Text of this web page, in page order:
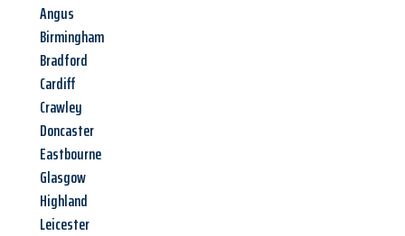
Angus
Birmingham
Bradford
Cardiff
Crawley
Doncaster
Eastbourne
Glasgow
Highland
Leicester